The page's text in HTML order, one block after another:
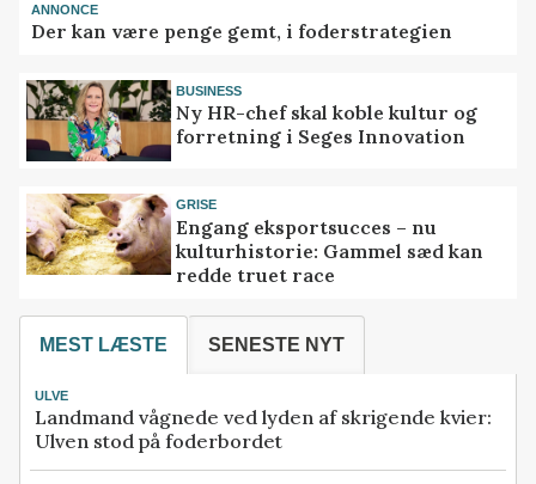
ANNONCE
Der kan være penge gemt, i foderstrategien
BUSINESS
Ny HR-chef skal koble kultur og
forretning i Seges Innovation
GRISE
Engang eksportsucces – nu
kulturhistorie: Gammel sæd kan
redde truet race
MEST LÆSTE SENESTE NYT
ULVE
Landmand vågnede ved lyden af skrigende kvier:
Ulven stod på foderbordet